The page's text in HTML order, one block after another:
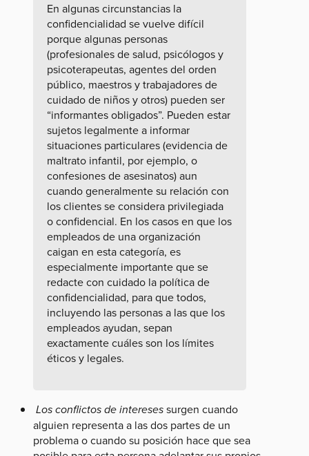
En algunas circunstancias la
confidencialidad se vuelve difícil
porque algunas personas
(profesionales de salud, psicólogos y
psicoterapeutas, agentes del orden
público, maestros y trabajadores de
cuidado de niños y otros) pueden ser
“informantes obligados”. Pueden estar
sujetos legalmente a informar
situaciones particulares (evidencia de
maltrato infantil, por ejemplo, o
confesiones de asesinatos) aun
cuando generalmente su relación con
los clientes se considera privilegiada
o confidencial. En los casos en que los
empleados de una organización
caigan en esta categoría, es
especialmente importante que se
redacte con cuidado la política de
confidencialidad, para que todos,
incluyendo las personas a las que los
empleados ayudan, sepan
exactamente cuáles son los límites
éticos y legales.
Los conflictos de interesessurgen cuando
alguien representa a las dos partes de un
problema o cuando su posición hace que sea